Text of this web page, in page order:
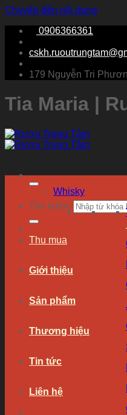
Chuyển đến nội dung
0906366361
179 Nguyễn Tri
Tia Maria |
Tìm kiếm:
Thu mua
Giới thiệu
Sản phẩm
Thương hiệu
Tin tức
Liên hệ
Whisky